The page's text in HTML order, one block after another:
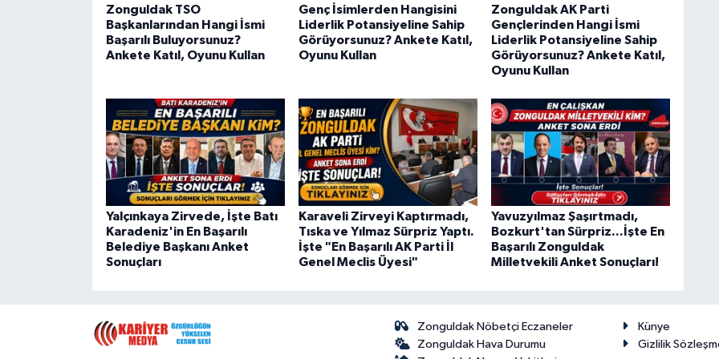
Zonguldak TSO
Başkanlarından Hangi İsmi
Başarılı Buluyorsunuz?
Ankete Katıl, Oyunu Kullan
Genç İsimlerden Hangisini
Liderlik Potansiyeline Sahip
Görüyorsunuz? Ankete Katıl,
Oyunu Kullan
Zonguldak AK Parti
Gençlerinden Hangi İsmi
Liderlik Potansiyeline Sahip
Görüyorsunuz? Ankete Katıl,
Oyunu Kullan
Yalçınkaya Zirvede, İşte Batı
Karadeniz'in En Başarılı
Belediye Başkanı Anket
Sonuçları
Karaveli Zirveyi Kaptırmadı,
Tıska ve Yılmaz Sürpriz Yaptı.
İşte "En Başarılı AK Parti İl
Genel Meclis Üyesi"
Yavuzyılmaz Şaşırtmadı,
Bozkurt'tan Sürpriz...İşte En
Başarılı Zonguldak
Milletvekili Anket Sonuçları!
Zonguldak Nöbetçi Eczaneler
Zonguldak Hava Durumu
Künye
Gizlilik